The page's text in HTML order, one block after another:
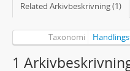
Related Arkivbeskrivning (1)
Taxonomi
1